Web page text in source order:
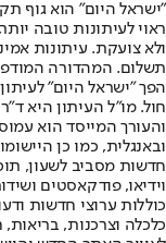
"ישראל היום" הוא גוף
ראוי לעיתונות טובה
ולא צועקת. עיתונות
הפך "ישראל היום"
חול. מו"ל העיתון היא
והעורך המייסד הוא
חדשות מסביב לשעון,
וידיאו, פודקאסטים
כוללות ערוצי חדשות